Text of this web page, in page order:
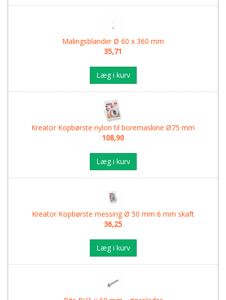
Malingsblander Ø 60 x 360 mm
35,71
Læg i kurv
Kreator Kopbørste nylon til boremaskine Ø75 mm
108,90
Læg i kurv
Kreator Kopbørste messing Ø 50 mm 6 mm skaft
36,25
Læg i kurv